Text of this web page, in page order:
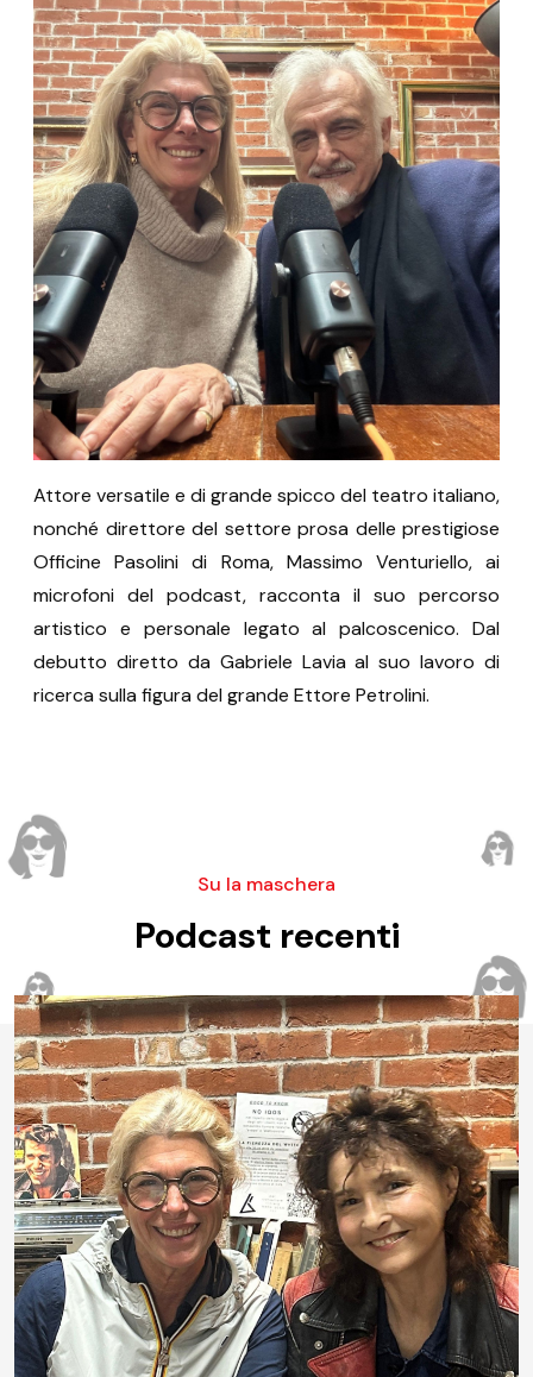
Attore versatile e di grande spicco del teatro italiano,
nonché direttore del settore prosa delle prestigiose
Officine Pasolini di Roma, Massimo Venturiello, ai
microfoni del podcast, racconta il suo percorso
artistico e personale legato al palcoscenico. Dal
debutto diretto da Gabriele Lavia al suo lavoro di
ricerca sulla figura del grande Ettore Petrolini.
Su la maschera
Podcast recenti